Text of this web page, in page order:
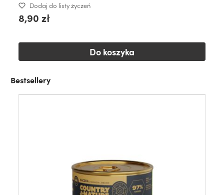
Dodaj do listy życzeń
8,90 zł
Do koszyka
Bestsellery